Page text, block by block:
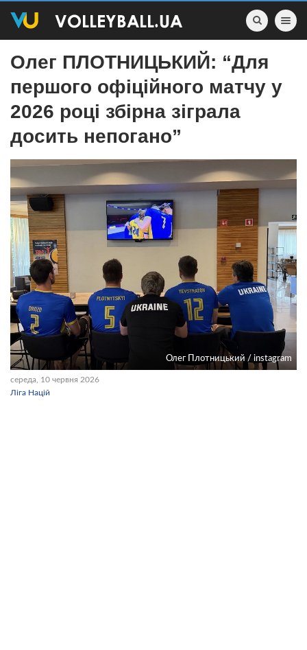
Toggle
Олег ПЛОТНИЦЬКИЙ: “Для
першого офіційного матчу у
2026 році збірна зіграла
досить непогано”
Олег Плотницький / instagram
середа, 10 червня 2026
Ліга Націй